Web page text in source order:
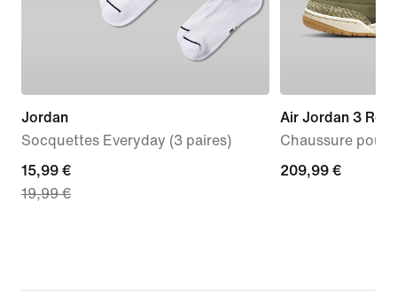
Jordan
Socquettes Everyday (3 paires)
current
price
19,99 €
15,99 €
19,99 €
Air Jordan 3
Chaussure pour
209,99 €
209,99 €